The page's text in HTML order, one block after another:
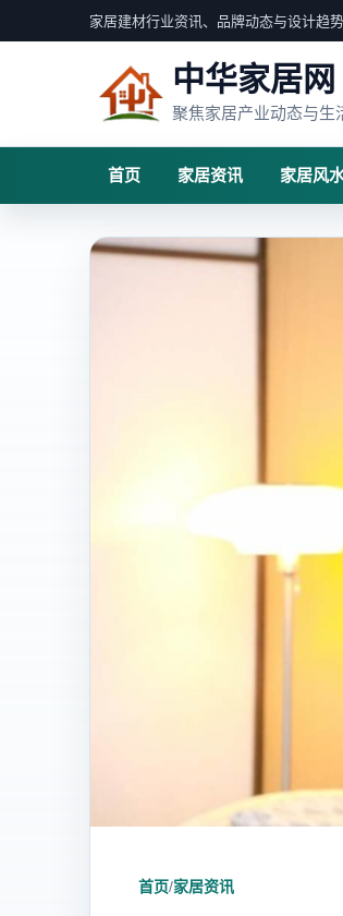
家居建材行业资讯、品牌动态与设计趋
中华家居网
聚焦家居产业动态与生
首页 家居资讯 家居风
首页/家居资讯